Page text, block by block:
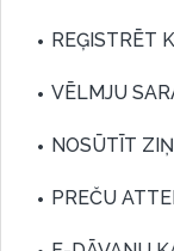
REĢISTRĒT
VĒLMJU
NOSŪTĪT
PREČU